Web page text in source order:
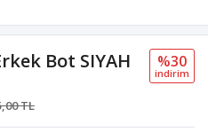
Bot SIYAH
TL
%30
i̇ndi̇ri̇m